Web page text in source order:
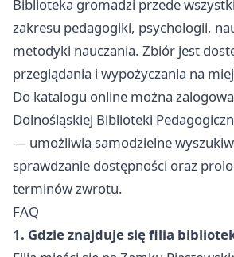
Biblioteka gromadzi przede
zakresu pedagogiki, psychologii,
metodyki nauczania. Zbiór jest
przeglądania i wypożyczania na
Do katalogu online można
Dolnośląskiej Biblioteki
— umożliwia samodzielne
sprawdzanie dostępności oraz
terminów zwrotu.
FAQ
1. Gdzie znajduje się filia